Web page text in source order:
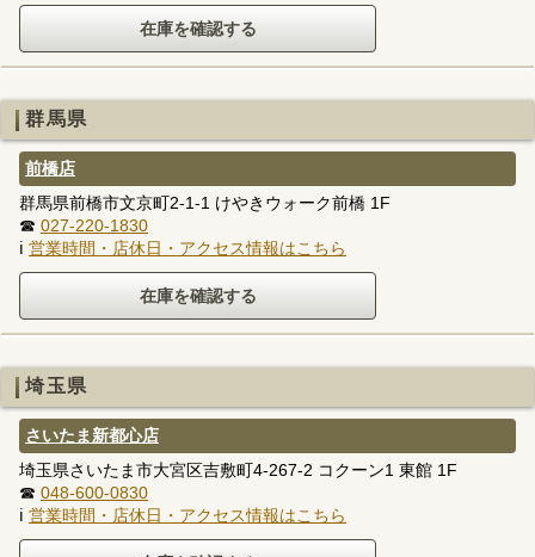
群馬県
前橋店
群馬県前橋市文京町2-1-1 けやきウォーク前橋 1F
☎ 027-220-1830
ℹ 営業時間・店休日・アクセス情報はこちら
埼玉県
さいたま新都心店
埼玉県さいたま市大宮区吉敷町4-267-2 コクーン1 東館 1F
☎ 048-600-0830
ℹ 営業時間・店休日・アクセス情報はこちら